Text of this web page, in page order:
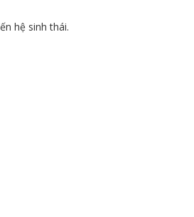
hệ sinh thái.